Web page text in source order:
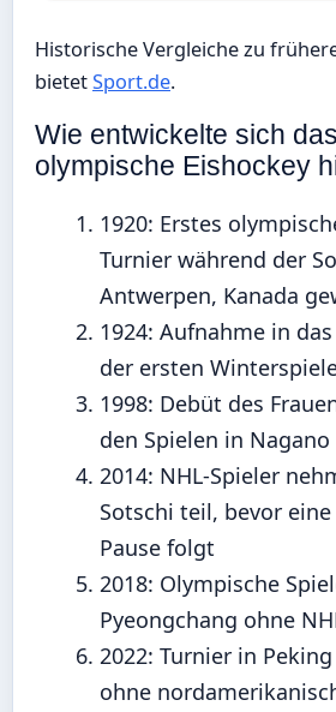
Historische Vergleiche zu
bietetSport.de.
Wie entwickelte sich das
olympische Eishockey
1920: Erstes
Turnier während der
Antwerpen, Kanada
1924: Aufnahme in
der ersten
1998: Debüt des
den Spielen in Nagano
2014: NHL-Spieler
Sotschi teil, bevor
Pause folgt
2018: Olympische
Pyeongchang ohne
2022: Turnier in
ohne